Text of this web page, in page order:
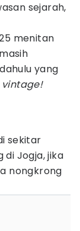
sejarah,
menitan
yang
vintage!
sekitar
di Jogja, jika
nongkrong